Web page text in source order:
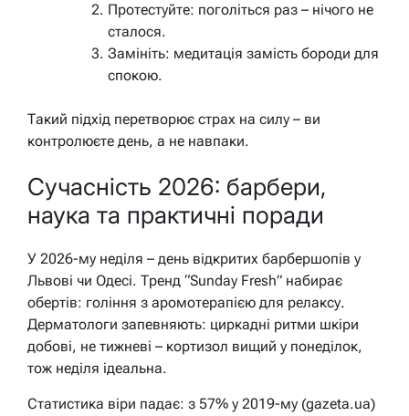
Протестуйте: поголіться раз – нічого не
сталося.
Замініть: медитація замість бороди для
спокою.
Такий підхід перетворює страх на силу – ви
контролюєте день, а не навпаки.
Сучасність 2026: барбери,
наука та практичні поради
У 2026-му неділя – день відкритих барбершопів у
Львові чи Одесі. Тренд “Sunday Fresh” набирає
обертів: гоління з аромотерапією для релаксу.
Дерматологи запевняють: циркадні ритми шкіри
добові, не тижневі – кортизол вищий у понеділок,
тож неділя ідеальна.
Статистика віри падає: з 57% у 2019-му (gazeta.ua)